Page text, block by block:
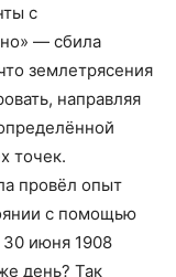
с
— сбила
землетрясения
направляя
точек.
провёл опыт
с помощью
июня 1908
день? Так